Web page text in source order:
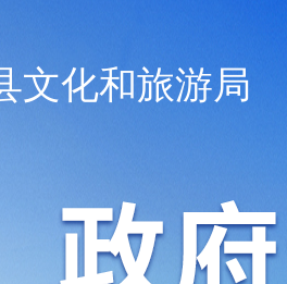
文化和旅游局